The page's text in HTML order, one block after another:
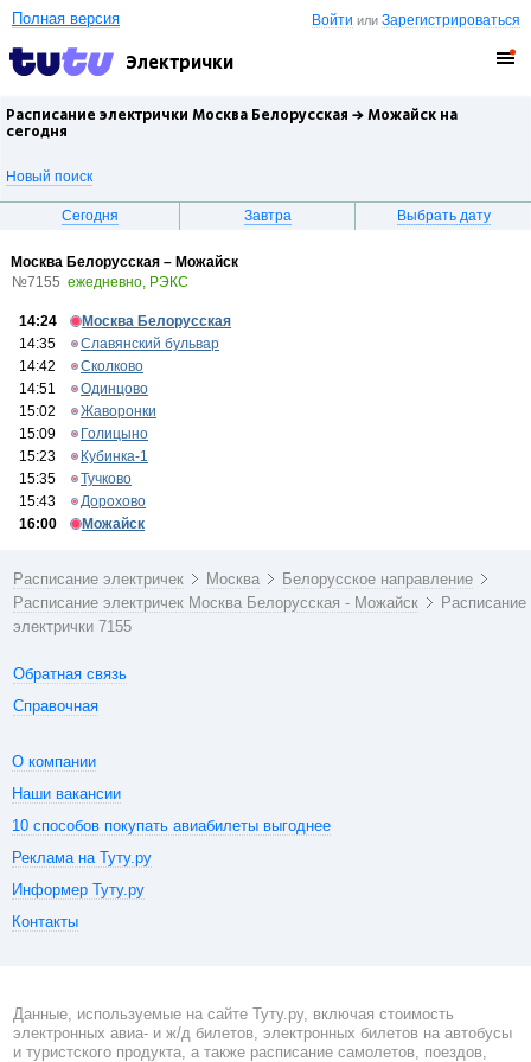
Войти илиЗарегистрироваться
Полная версия
Электрички
Расписание электрички Москва Белорусская → Можайск на
сегодня
Новый поиск
Сегодня Завтра Выбрать дату
Москва Белорусская – Можайск
№7155 ежедневно, РЭКС
14:24
Москва Белорусская
14:35
Славянский бульвар
14:42
Сколково
14:51
Одинцово
15:02
Жаворонки
15:09
Голицыно
15:23
Кубинка-1
15:35
Тучково
15:43
Дорохово
16:00
Можайск
Расписание электричек Москва
Белорусское направление
Расписание электричек Москва Белорусская - Можайск
Расписание
электрички 7155
Обратная связь
Справочная
О компании
Наши вакансии
10 способов покупать авиабилеты выгоднее
Реклама на Туту.ру
Информер Туту.ру
Контакты
Данные, используемые на сайте Туту.ру, включая стоимость
электронных авиа- и ж/д билетов, электронных билетов на автобусы
и туристского продукта, а также расписание самолетов, поездов,